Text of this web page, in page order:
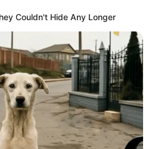
realiza a maior entrega de
aos Agentes de Saúde da
Saúde é indiciada por
que nunca aconteceram.
lote da restituição do IR paga
para 2,7 milhões de
Couldn't Hide Any Longer